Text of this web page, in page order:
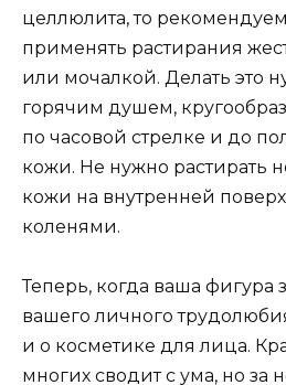
целлюлита, то
применять растирания
или мочалкой. Делать это
горячим душем,
по часовой стрелке и до
кожи. Не нужно растирать
кожи на внутренней
коленями.
Теперь, когда ваша фигура
вашего личного
и о косметике для лица.
многих сводит с ума, но за